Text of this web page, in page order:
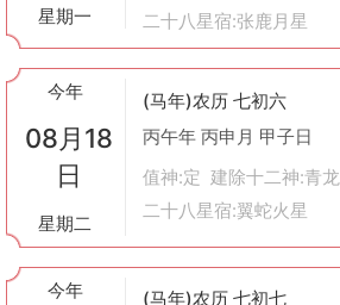
星期一
二十八星宿:张鹿月星
今年
08月18
日
星期二
(马年)农历 七初六
丙午年 丙申月 甲子日
值神:定 建除十二神:青龙
二十八星宿:翼蛇火星
今年 (马年)农历 七初七